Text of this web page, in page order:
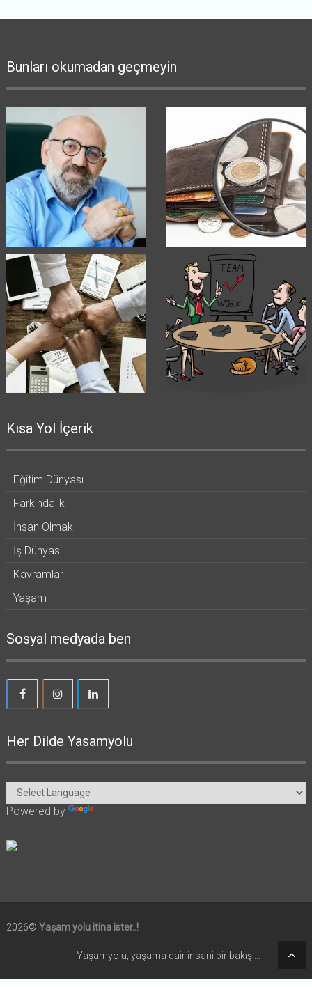
Bunları okumadan geçmeyin
Kısa Yol İçerik
Eğitim Dünyası
Farkındalık
İnsan Olmak
İş Dünyası
Kavramlar
Yaşam
Sosyal medyada ben
Her Dilde Yasamyolu
Powered by
2026© Yaşam yolu itina ister..!
Yaşamyolu; yaşama dair insani bir bakış....